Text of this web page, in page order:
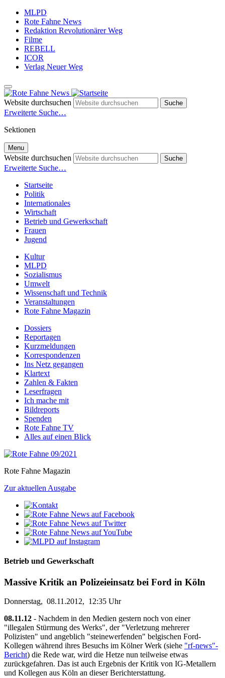
MLPD
Rote Fahne News
Redaktion Revolutionärer Weg
Filme
REBELL
ICOR
Verlag Neuer Weg
Website durchsuchen
Erweiterte Suche…
Sektionen
Menu
Website durchsuchen
Erweiterte Suche…
Startseite
Politik
Internationales
Wirtschaft
Betrieb und Gewerkschaft
Frauen
Jugend
Kultur
MLPD
Sozialismus
Umwelt
Wissenschaft und Technik
Veranstaltungen
Rote Fahne Magazin
Dossiers
Reportagen
Kurzmeldungen
Korrespondenzen
Ins Netz gegangen
Klartext
Zahlen & Fakten
Leserfragen
Ich mache mit
Bildreports
Spenden
Rote Fahne TV
Alles auf einen Blick
Rote Fahne Magazin
Zur aktuellen Ausgabe
Betrieb und Gewerkschaft
Massive Kritik an Polizeieinsatz bei Ford in Köln
Donnerstag, 08.11.2012, 12:35 Uhr
08.11.12 - Nachdem in den Medien gestern noch von einer
"illegalen Stürmung des Werks", der "Verletzung mehrerer
Polizisten" und angeblich "steinewerfenden" belgischen Ford-
Kollegen während ihres Besuchs im Kölner Werk (siehe "rf-news"-
Bericht) die Rede war, wird die Hetze nun teilweise etwas
zurückgefahren. Das ist auch Ergebnis der Kritik von IG-Metallern
und Kollegen aus Köln an dieser Berichterstattung.